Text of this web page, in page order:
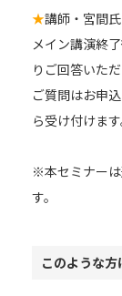
★講師・宮間
メイン講演終
りご回答いただ
ご質問はお申
ら受け付けます
※本セミナー
す。
このような